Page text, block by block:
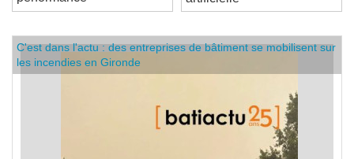
performance
artificielle
C'est dans l'actu : des entreprises de bâtiment se mobilisent sur
les incendies en Gironde